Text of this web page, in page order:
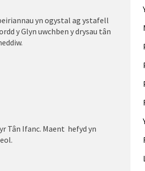
yn ogystal ag ystafell
y Glyn uwchben y drysau tân
Tân Ifanc. Maent hefyd yn